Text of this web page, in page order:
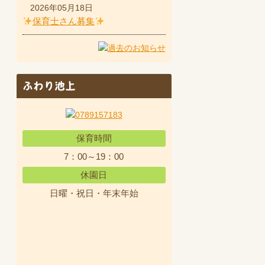
2026年05月18日
保育士さん募集
ふわり池上
保育時間
7：00～19：00
休園日
日曜・祝日・年末年始